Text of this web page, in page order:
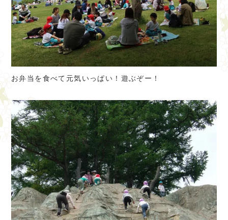
お弁当を食べて元気いっぱい！遊ぶぞー！